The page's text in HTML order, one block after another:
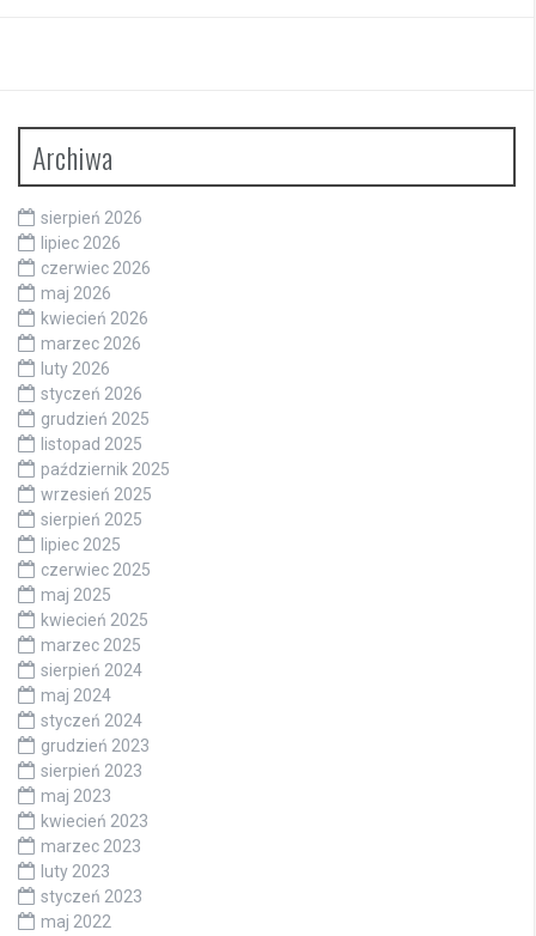
Archiwa
sierpień 2026
lipiec 2026
czerwiec 2026
maj 2026
kwiecień 2026
marzec 2026
luty 2026
styczeń 2026
grudzień 2025
listopad 2025
październik 2025
wrzesień 2025
sierpień 2025
lipiec 2025
czerwiec 2025
maj 2025
kwiecień 2025
marzec 2025
sierpień 2024
maj 2024
styczeń 2024
grudzień 2023
sierpień 2023
maj 2023
kwiecień 2023
marzec 2023
luty 2023
styczeń 2023
maj 2022